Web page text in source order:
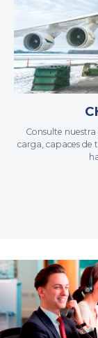
Consulte
carga, capaces de